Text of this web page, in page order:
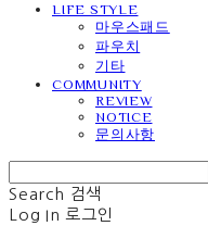
LIFE STYLE
마우스패드
파우치
기타
COMMUNITY
REVIEW
NOTICE
문의사항
Search 검색
Log In 로그인